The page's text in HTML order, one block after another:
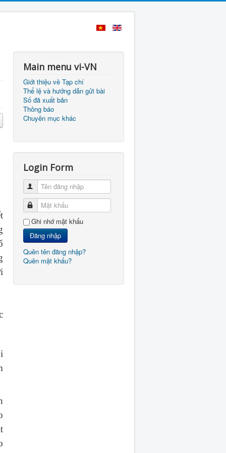
Main menu vi-VN
Giới thiệu về Tạp chí
Thể lệ và hướng dẫn gửi bài
Số đã xuất bản
Thông báo
Chuyên mục khác
Login Form
Tên đăng nhập
Mật khẩu
Ghi nhớ mật khẩu
Đăng nhập
Quên tên đăng nhập?
Quên mật khẩu?